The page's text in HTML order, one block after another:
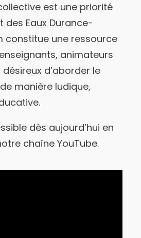
est une priorité
des Eaux Durance-
constitue une ressource
animateurs
d’aborder le
manière ludique,
dès aujourd’hui en
chaîne YouTube.